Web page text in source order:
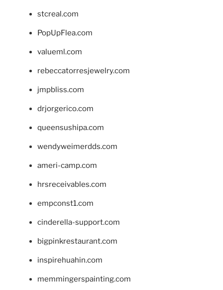
stcreal.com
PopUpFlea.com
valueml.com
rebeccatorresjewelry.com
jmpbliss.com
drjorgerico.com
queensushipa.com
wendyweimerdds.com
ameri-camp.com
hrsreceivables.com
empconst1.com
cinderella-support.com
bigpinkrestaurant.com
inspirehuahin.com
memmingerspainting.com